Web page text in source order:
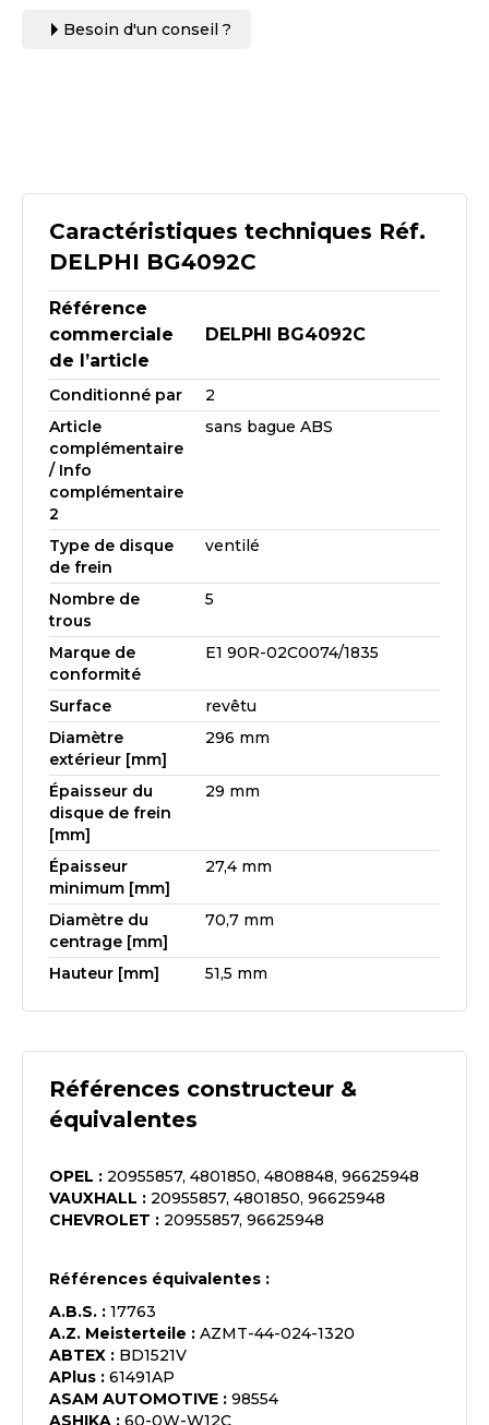
Caractéristiques techniques Réf.
DELPHI BG4092C
Référence
commerciale
de l’article
DELPHI BG4092C
Conditionné par
2
Article
complémentaire
/ Info
complémentaire
2
sans bague ABS
Type de disque
de frein
ventilé
Nombre de
trous
5
Marque de
conformité
E1 90R-02C0074/1835
Surface
revêtu
Diamètre
extérieur [mm]
296 mm
Épaisseur du
disque de frein
[mm]
29 mm
Épaisseur
minimum [mm]
27,4 mm
Diamètre du
centrage [mm]
70,7 mm
Hauteur [mm] 51,5 mm
Références constructeur &
équivalentes
OPEL : 20955857, 4801850, 4808848, 96625948
VAUXHALL : 20955857, 4801850, 96625948
CHEVROLET : 20955857, 96625948
Références équivalentes :
A.B.S. : 17763
A.Z. Meisterteile : AZMT-44-024-1320
ABTEX : BD1521V
APlus : 61491AP
ASAM AUTOMOTIVE : 98554
ASHIKA : 60-0W-W12C
Besoin d'un conseil ?